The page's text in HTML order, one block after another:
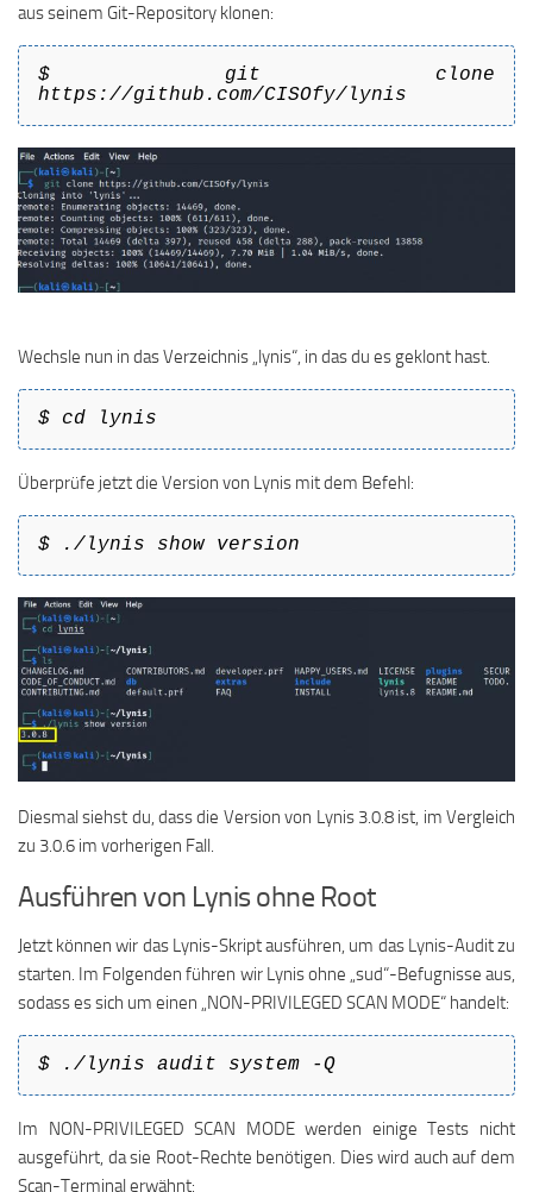
aus seinem Git-Repository klonen:
$ git clone
https://github.com/CISOfy/lynis
Wechsle nun in das Verzeichnis „lynis“, in das du es geklont hast.
$ cd lynis
Überprüfe jetzt die Version von Lynis mit dem Befehl:
$ ./lynis show version
Diesmal siehst du, dass die Version von Lynis 3.0.8 ist, im Vergleich
zu 3.0.6 im vorherigen Fall.
Ausführen von Lynis ohne Root
Jetzt können wir das Lynis-Skript ausführen, um das Lynis-Audit zu
starten. Im Folgenden führen wir Lynis ohne „sud“-Befugnisse aus,
sodass es sich um einen „NON-PRIVILEGED SCAN MODE“ handelt:
$ ./lynis audit system -Q
Im NON-PRIVILEGED SCAN MODE werden einige Tests nicht
ausgeführt, da sie Root-Rechte benötigen. Dies wird auch auf dem
Scan-Terminal erwähnt: